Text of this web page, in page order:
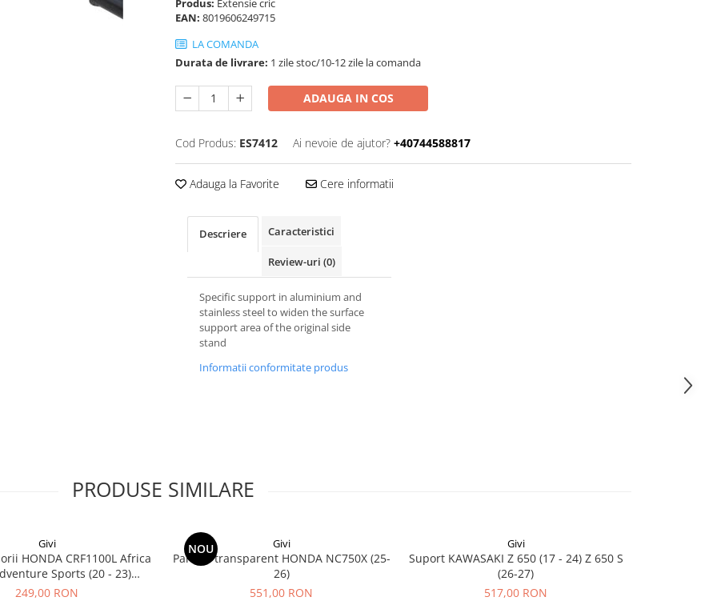
Produs: Extensie cric
EAN: 8019606249715
LA COMANDA
Durata de livrare: 1 zile stoc/10-12 zile la comanda
ADAUGA IN COS
Cod Produs: ES7412 Ai nevoie de ajutor? +40744588817
Adauga la Favorite Cere informatii
Descriere Caracteristici
Review-uri (0)
Specific support in aluminium and
stainless steel to widen the surface
support area of the original side
stand
Informatii conformitate produs
PRODUSE SIMILARE
Givi
HONDA CRF1100L Africa
Sports (20 - 23)
Africa Twin Adventure Sports
249,00 RON
NOU Givi
Parbriz transparent HONDA NC750X (25-
26)
551,00 RON
Givi
Suport KAWASAKI Z 650 (17 - 24) Z 650 S
(26-27)
517,00 RON